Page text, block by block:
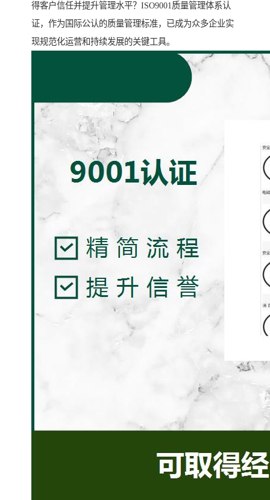
得客户信任并提升管理水平？ISO9001质量管理体系认
证，作为国际公认的质量管理标准，已成为众多企业实
现规范化运营和持续发展的关键工具。